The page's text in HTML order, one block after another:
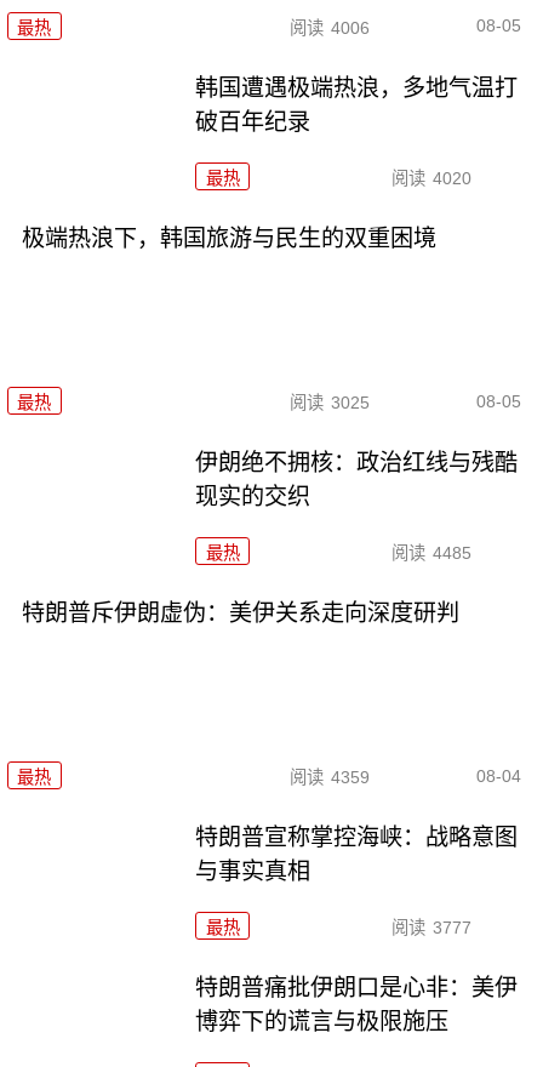
最热 阅读 4006 08-05
韩国遭遇极端热浪，多地气温打
破百年纪录
最热 阅读 4020
极端热浪下，韩国旅游与民生的双重困境
最热 阅读 3025 08-05
伊朗绝不拥核：政治红线与残酷
现实的交织
最热 阅读 4485
特朗普斥伊朗虚伪：美伊关系走向深度研判
最热 阅读 4359 08-04
特朗普宣称掌控海峡：战略意图
与事实真相
最热 阅读 3777
特朗普痛批伊朗口是心非：美伊
博弈下的谎言与极限施压